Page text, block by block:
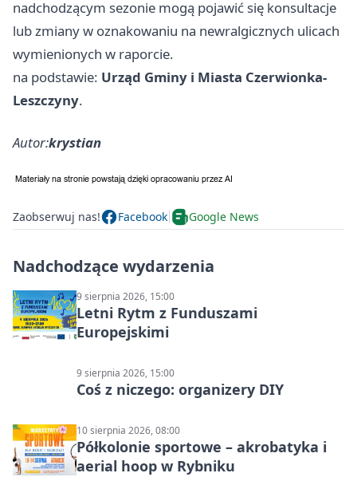
nadchodzącym sezonie mogą pojawić się konsultacje
lub zmiany w oznakowaniu na newralgicznych ulicach
wymienionych w raporcie.
na podstawie: Urząd Gminy i Miasta Czerwionka-
Leszczyny.
Autor:krystian
Zaobserwuj nas! Facebook Google News
Nadchodzące wydarzenia
9 sierpnia 2026, 15:00
Letni Rytm z Funduszami
Europejskimi
9 sierpnia 2026, 15:00
Coś z niczego: organizery DIY
10 sierpnia 2026, 08:00
Półkolonie sportowe – akrobatyka i
aerial hoop w Rybniku